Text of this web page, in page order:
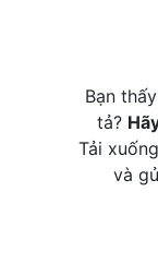
Bạn
tả?
Tải
và